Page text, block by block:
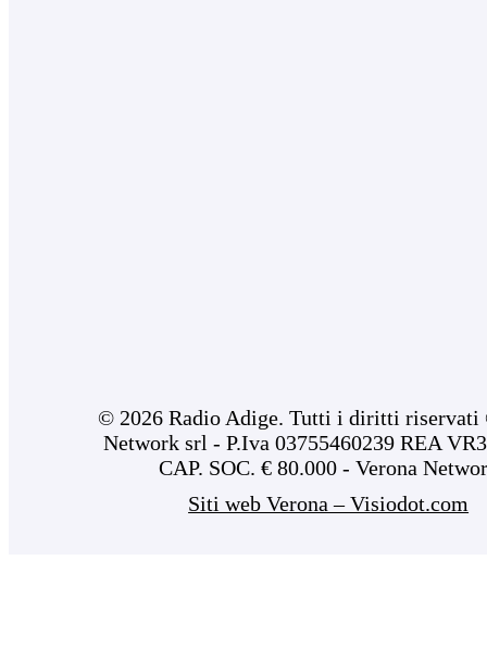
© 2026 Radio Adige. Tutti i diritti riservati
Network srl - P.Iva 03755460239 REA
CAP. SOC. € 80.000 - Verona
Siti web Verona – Visiodot.com